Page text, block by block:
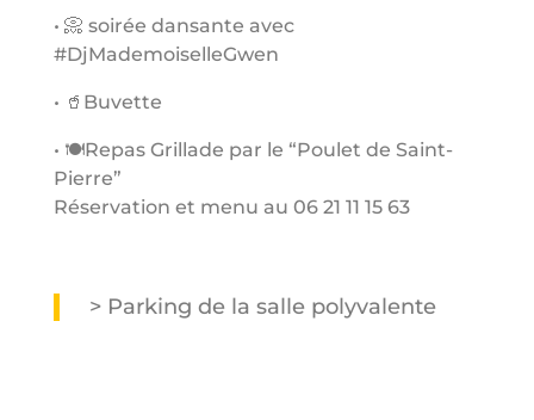
• 📀 soirée dansante avec
#DjMademoiselleGwen
• 🥤Buvette
• 🍽Repas Grillade par le “Poulet de Saint-
Pierre”
Réservation et menu au 06 21 11 15 63
> Parking de la salle polyvalente